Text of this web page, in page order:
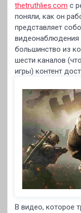
thetruthlies.com с
поняли, как он
представляет
видеонаблюдения
большинство из
шести каналов
игры) контент
В видео, которое